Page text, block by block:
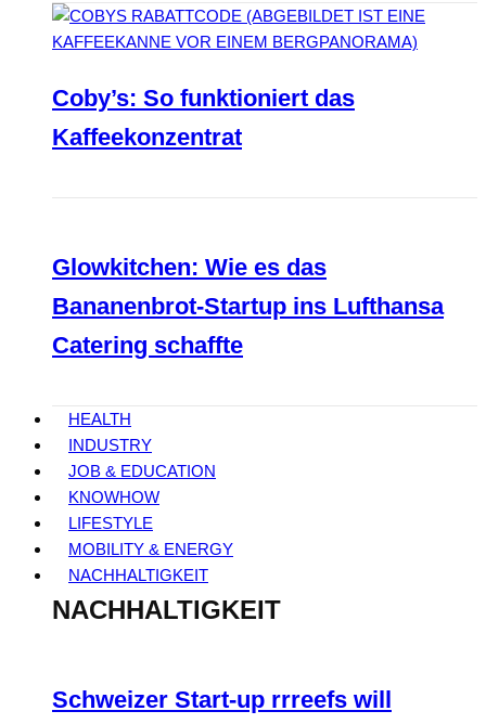
Coby’s: So funktioniert das
Kaffeekonzentrat
Glowkitchen: Wie es das
Bananenbrot-Startup ins Lufthansa
Catering schaffte
HEALTH
INDUSTRY
JOB & EDUCATION
KNOWHOW
LIFESTYLE
MOBILITY & ENERGY
NACHHALTIGKEIT
NACHHALTIGKEIT
Schweizer Start-up rrreefs will